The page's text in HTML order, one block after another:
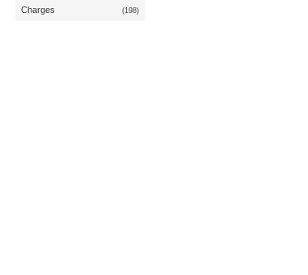
Charges
(198)